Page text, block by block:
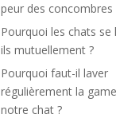
peur des concombres
Pourquoi les chats se
ils mutuellement ?
Pourquoi faut-il laver
régulièrement la
notre chat ?